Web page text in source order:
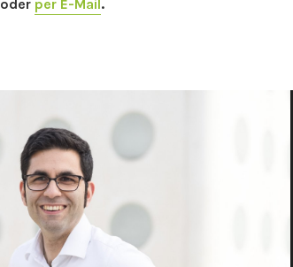
oder per E-Mail.